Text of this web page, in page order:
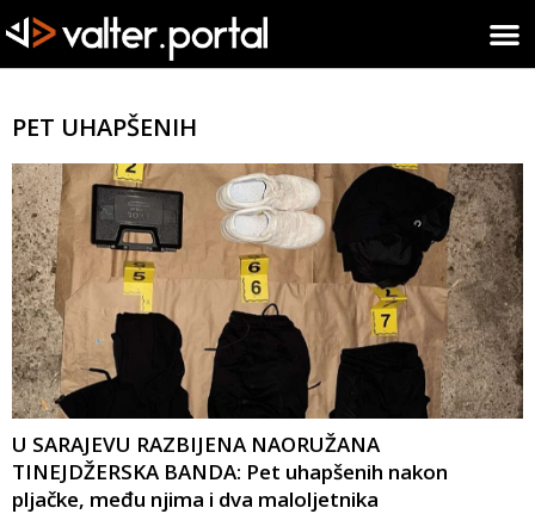
PET UHAPŠENIH
U SARAJEVU RAZBIJENA NAORUŽANA
TINEJDŽERSKA BANDA: Pet uhapšenih nakon
pljačke, među njima i dva maloljetnika